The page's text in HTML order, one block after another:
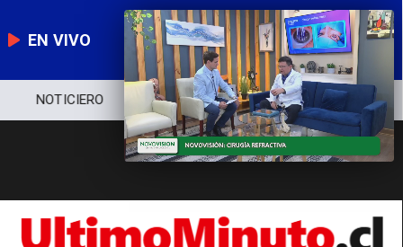
EN VIVO
NOTICIERO POLÍTICA ECONOMÍA